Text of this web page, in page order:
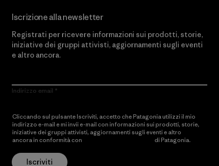
Iscrizione alla newsletter
Registrati per ricevere informazioni sui prodotti, storie,
iniziative dei gruppi attivisti, aggiornamenti sugli eventi
e altro ancora.
Indirizzo email
Cliccando sul pulsante Iscriviti, accetto che Patagonia utilizzi il mio
indirizzo e-mail e mi invii e-mail con informazioni sui prodotti, storie,
iniziative dei gruppi attivisti, aggiornamenti sugli eventi e altro
ancora in conformità con
di Patagonia.
Iscriviti